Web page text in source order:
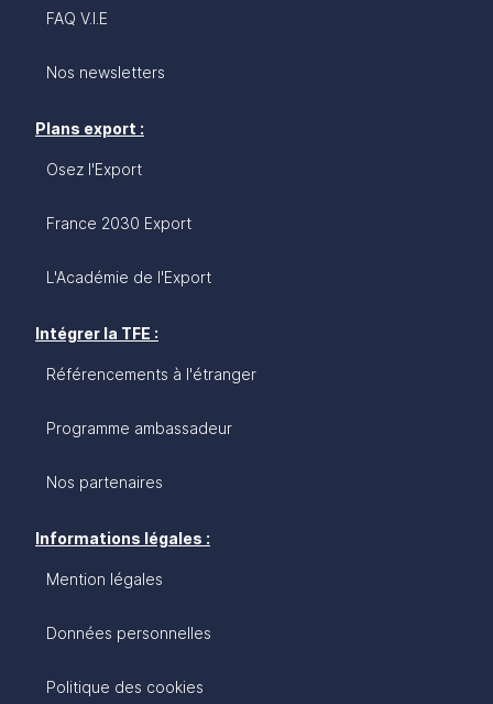
FAQ V.I.E
Nos newsletters
Plans export :
Osez l'Export
France 2030 Export
L'Académie de l'Export
Intégrer la TFE :
Référencements à l'étranger
Programme ambassadeur
Nos partenaires
Informations légales :
Mention légales
Données personnelles
Politique des cookies